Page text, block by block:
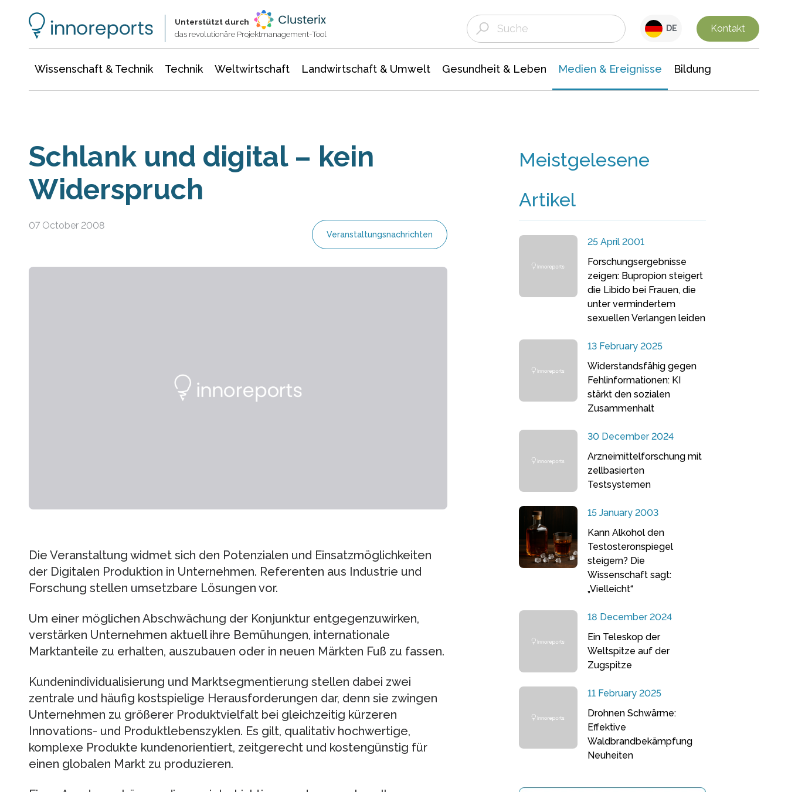
Unterstützt durch
das revolutionäre Projektmanagement-Tool
DE Kontakt
Wissenschaft & Technik Technik Weltwirtschaft Landwirtschaft & Umwelt Gesundheit & Leben Medien & Ereignisse Bildung
Schlank und digital – kein
Widerspruch
07 October 2008
Veranstaltungsnachrichten
Die Veranstaltung widmet sich den Potenzialen und Einsatzmöglichkeiten
der Digitalen Produktion in Unternehmen. Referenten aus Industrie und
Forschung stellen umsetzbare Lösungen vor.
Um einer möglichen Abschwächung der Konjunktur entgegenzuwirken,
verstärken Unternehmen aktuell ihre Bemühungen, internationale
Marktanteile zu erhalten, auszubauen oder in neuen Märkten Fuß zu fassen.
Kundenindividualisierung und Marktsegmentierung stellen dabei zwei
zentrale und häufig kostspielige Herausforderungen dar, denn sie zwingen
Unternehmen zu größerer Produktvielfalt bei gleichzeitig kürzeren
Innovations- und Produktlebenszyklen. Es gilt, qualitativ hochwertige,
komplexe Produkte kundenorientiert, zeitgerecht und kostengünstig für
einen globalen Markt zu produzieren.
Meistgelesene
Artikel
25 April 2001
Forschungsergebnisse
zeigen: Bupropion steigert
die Libido bei Frauen, die
unter vermindertem
sexuellen Verlangen leiden
13 February 2025
Widerstandsfähig gegen
Fehlinformationen: KI
stärkt den sozialen
Zusammenhalt
30 December 2024
Arzneimittelforschung mit
zellbasierten
Testsystemen
15 January 2003
Kann Alkohol den
Testosteronspiegel
steigern? Die
Wissenschaft sagt:
„Vielleicht“
18 December 2024
Ein Teleskop der
Weltspitze auf der
Zugspitze
11 February 2025
Drohnen Schwärme:
Effektive
Waldbrandbekämpfung
Neuheiten